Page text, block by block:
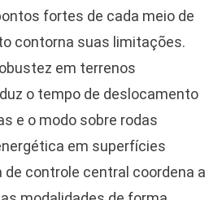
fortes de cada meio de
contorna suas limitações.
em terrenos
o tempo de deslocamento
e o modo sobre rodas
em superfícies
de controle central coordena a